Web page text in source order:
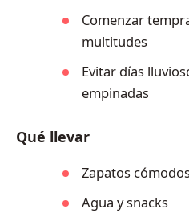
Comenzar
multitudes
Evitar días
empinadas
Qué llevar
Zapatos
Agua y snacks